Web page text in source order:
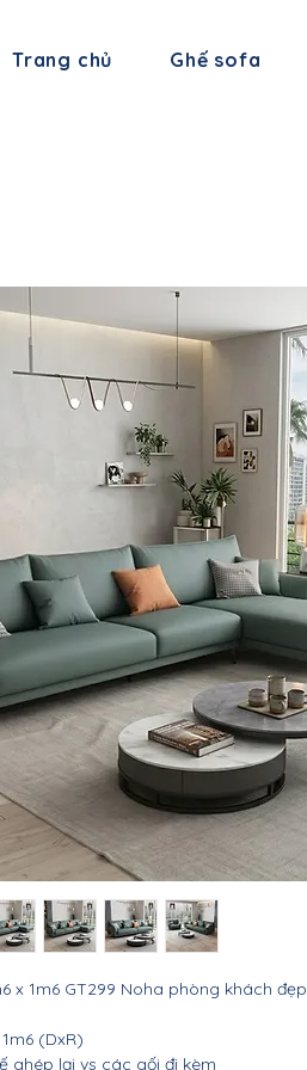
Trang chủ Ghế sofa
x 1m6 GT299 Noha phòng khách đẹp
(DxR)
ghép lại vs các gối đi kèm